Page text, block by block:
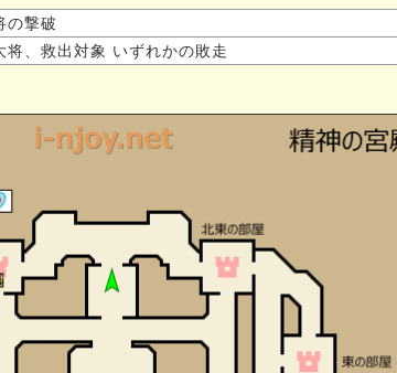
の撃破
将、救出対象 いずれかの敗走